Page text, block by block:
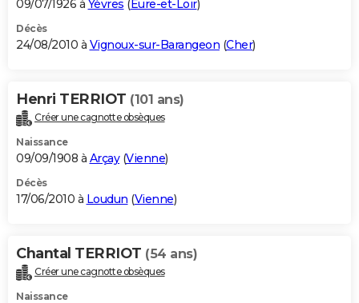
09/07/1926 à Yèvres ( Eure-et-Loir)
Décès
24/08/2010 à Vignoux-sur-Barangeon (Cher)
Henri TERRIOT (101 ans)
Créer une cagnotte obsèques
Naissance
09/09/1908 à Arçay(Vienne)
Décès
17/06/2010 à Loudun (Vienne)
Chantal TERRIOT (54 ans)
Créer une cagnotte obsèques
Naissance